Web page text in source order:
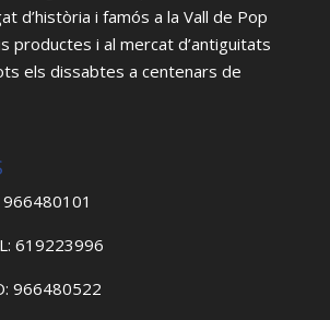
d’història i famós a la Vall de Pop
productes i al mercat d’antiguitats
els dissabtes a centenars de
966480101
619223996
966480522